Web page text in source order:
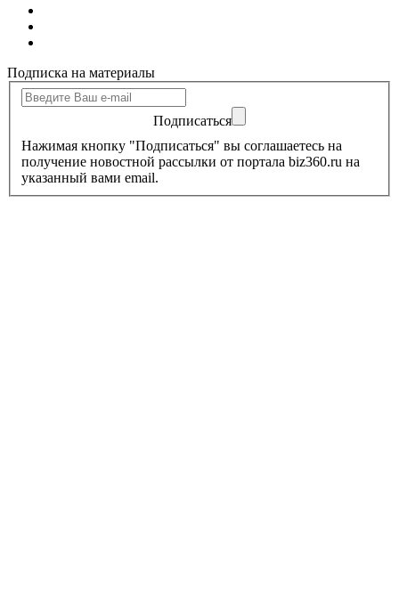
Подписка на материалы
Подписаться
Нажимая кнопку "Подписаться" вы соглашаетесь на
получение новостной рассылки от портала biz360.ru на
указанный вами email.